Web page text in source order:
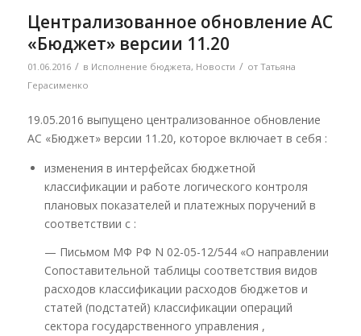
Централизованное обновление АС
«Бюджет» версии 11.20
01.06.2016 / в Исполнение бюджета, Новости / от Татьяна
Герасименко
19.05.2016 выпущено централизованное обновление
АС «Бюджет» версии 11.20, которое включает в себя :
изменения в интерфейсах бюджетной
классификации и работе логического контроля
плановых показателей и платежных поручений в
соответствии с :
— Письмом МФ РФ N 02-05-12/544 «О направлении
Сопоставительной таблицы соответствия видов
расходов классификации расходов бюджетов и
статей (подстатей) классификации операций
сектора государственного управления ,